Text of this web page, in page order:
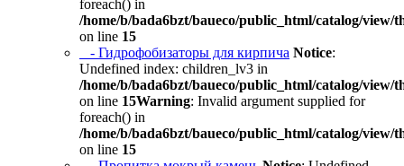
foreach() in
/home/b/bada6bzt/baueco/public_html/catalog/view/
on line 15
- Гидрофобизаторы для кирпича Notice:
Undefined index: children_lv3 in
/home/b/bada6bzt/baueco/public_html/catalog/view/
on line 15Warning: Invalid argument supplied for
foreach() in
/home/b/bada6bzt/baueco/public_html/catalog/view/
on line 15